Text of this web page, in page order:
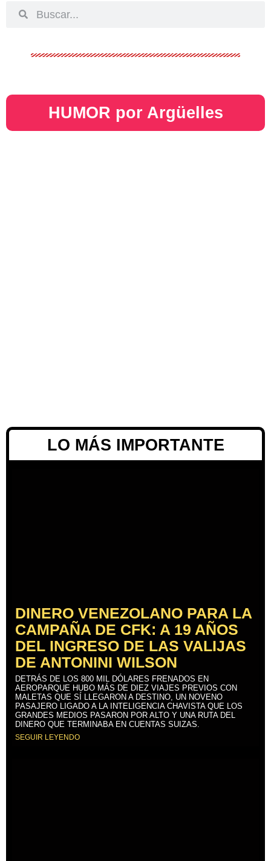
HUMOR por Argüelles​
LO MÁS IMPORTANTE
DINERO VENEZOLANO PARA LA
CAMPAÑA DE CFK: A 19 AÑOS
DEL INGRESO DE LAS VALIJAS
DE ANTONINI WILSON
DETRÁS DE LOS 800 MIL DÓLARES FRENADOS EN
AEROPARQUE HUBO MÁS DE DIEZ VIAJES PREVIOS CON
MALETAS QUE SÍ LLEGARON A DESTINO, UN NOVENO
PASAJERO LIGADO A LA INTELIGENCIA CHAVISTA QUE LOS
GRANDES MEDIOS PASARON POR ALTO Y UNA RUTA DEL
DINERO QUE TERMINABA EN CUENTAS SUIZAS.
SEGUIR LEYENDO